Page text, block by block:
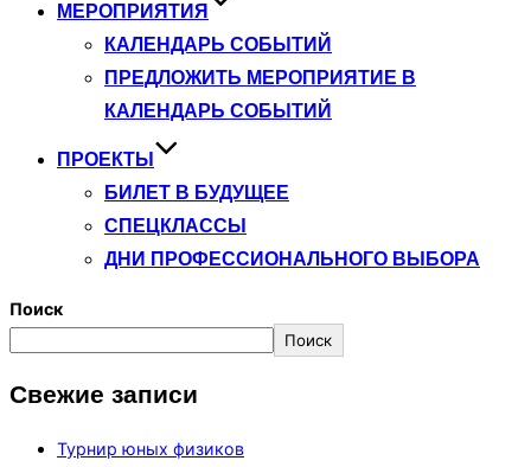
МЕРОПРИЯТИЯ
КАЛЕНДАРЬ СОБЫТИЙ
ПРЕДЛОЖИТЬ МЕРОПРИЯТИЕ В
КАЛЕНДАРЬ СОБЫТИЙ
ПРОЕКТЫ
БИЛЕТ В БУДУЩЕЕ
СПЕЦКЛАССЫ
ДНИ ПРОФЕССИОНАЛЬНОГО ВЫБОРА
Поиск
Поиск
Свежие записи
Турнир юных физиков